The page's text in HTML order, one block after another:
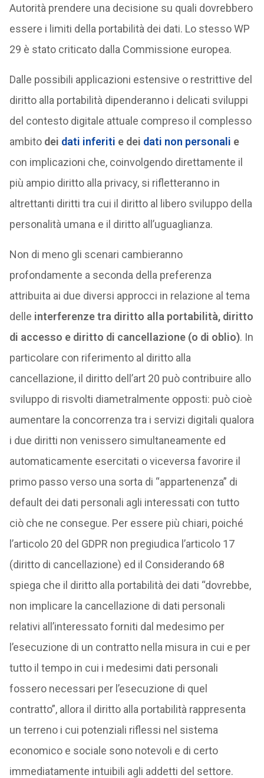
Autorità prendere una decisione su quali dovrebbero
essere i limiti della portabilità dei dati. Lo stesso WP
29 è stato criticato dalla Commissione europea.
Dalle possibili applicazioni estensive o restrittive del
diritto alla portabilità dipenderanno i delicati sviluppi
del contesto digitale attuale compreso il complesso
ambito dei dati inferiti e dei dati non personali e
con implicazioni che, coinvolgendo direttamente il
più ampio diritto alla privacy, si rifletteranno in
altrettanti diritti tra cui il diritto al libero sviluppo della
personalità umana e il diritto all’uguaglianza.
Non di meno gli scenari cambieranno
profondamente a seconda della preferenza
attribuita ai due diversi approcci in relazione al tema
delle interferenze tra diritto alla portabilità, diritto
di accesso e diritto di cancellazione (o di oblio). In
particolare con riferimento al diritto alla
cancellazione, il diritto dell’art 20 può contribuire allo
sviluppo di risvolti diametralmente opposti: può cioè
aumentare la concorrenza tra i servizi digitali qualora
i due diritti non venissero simultaneamente ed
automaticamente esercitati o viceversa favorire il
primo passo verso una sorta di “appartenenza” di
default dei dati personali agli interessati con tutto
ciò che ne consegue. Per essere più chiari, poiché
l’articolo 20 del GDPR non pregiudica l’articolo 17
(diritto di cancellazione) ed il Considerando 68
spiega che il diritto alla portabilità dei dati “dovrebbe,
non implicare la cancellazione di dati personali
relativi all’interessato forniti dal medesimo per
l’esecuzione di un contratto nella misura in cui e per
tutto il tempo in cui i medesimi dati personali
fossero necessari per l’esecuzione di quel
contratto”, allora il diritto alla portabilità rappresenta
un terreno i cui potenziali riflessi nel sistema
economico e sociale sono notevoli e di certo
immediatamente intuibili agli addetti del settore.